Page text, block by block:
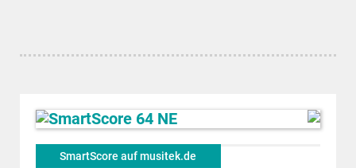
SmartScore auf musitek.de